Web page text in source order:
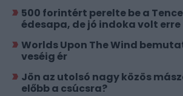
500 forintért perelte be a
édesapa, de jó indoka volt erre
Worlds Upon The Wind
veséig ér
Jön az utolsó nagy közös
előbb a csúcsra?